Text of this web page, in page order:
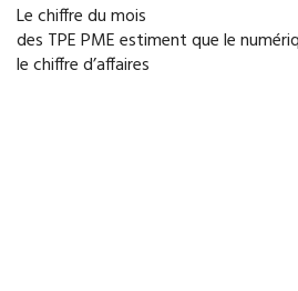
Le chiffre du mois
des TPE PME estiment que le
le chiffre d’affaires